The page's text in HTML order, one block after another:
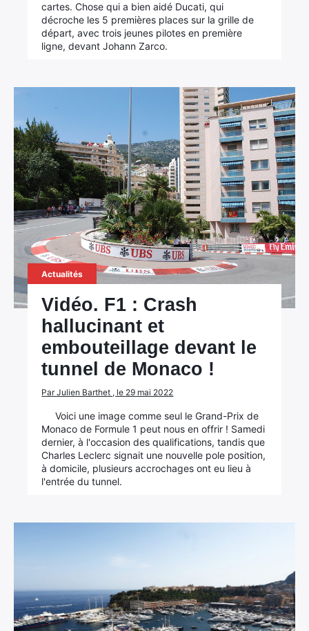
cartes. Chose qui a bien aidé Ducati, qui
décroche les 5 premières places sur la grille de
départ, avec trois jeunes pilotes en première
ligne, devant Johann Zarco.
Actualités
Vidéo. F1 : Crash
hallucinant et
embouteillage devant le
tunnel de Monaco !
Par Julien Barthet , le 29 mai 2022
Voici une image comme seul le Grand-Prix de
Monaco de Formule 1 peut nous en offrir ! Samedi
dernier, à l'occasion des qualifications, tandis que
Charles Leclerc signait une nouvelle pole position,
à domicile, plusieurs accrochages ont eu lieu à
l'entrée du tunnel.